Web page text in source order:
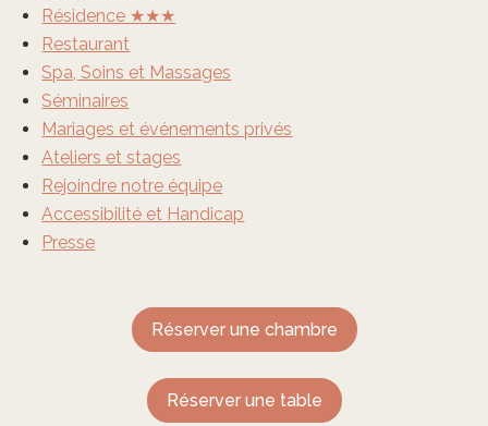
Résidence ★★★
Restaurant
Spa, Soins et Massages
Séminaires
Mariages et événements privés
Ateliers et stages
Rejoindre notre équipe
Accessibilité et Handicap
Presse
Réserver une chambre
Réserver une table